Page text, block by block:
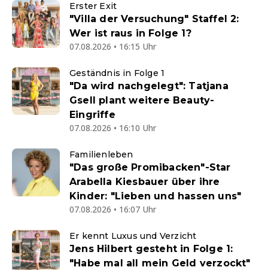
Erster Exit
"Villa der Versuchung" Staffel 2:
Wer ist raus in Folge 1?
07.08.2026 • 16:15 Uhr
Geständnis in Folge 1
"Da wird nachgelegt": Tatjana
Gsell plant weitere Beauty-
Eingriffe
07.08.2026 • 16:10 Uhr
Familienleben
"Das große Promibacken"-Star
Arabella Kiesbauer über ihre
Kinder: "Lieben und hassen uns"
07.08.2026 • 16:07 Uhr
Er kennt Luxus und Verzicht
Jens Hilbert gesteht in Folge 1:
"Habe mal all mein Geld verzockt"